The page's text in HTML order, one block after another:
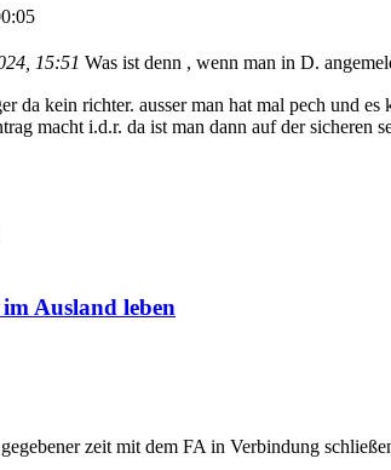
15:51 Was ist denn , wenn man in D.
da kein richter. ausser man hat mal pech und
macht i.d.r. da ist man dann auf der sicheren
Ausland leben
zeit mit dem FA in Verbindung